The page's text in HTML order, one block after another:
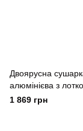
Двоярусна
алюмінієва з
тримачами Yiwu
1 869 грн